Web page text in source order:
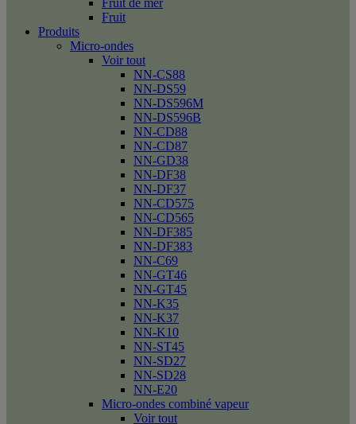
Fruit de mer
Fruit
Produits
Micro-ondes
Voir tout
NN-CS88
NN-DS59
NN-DS596M
NN-DS596B
NN-CD88
NN-CD87
NN-GD38
NN-DF38
NN-DF37
NN-CD575
NN-CD565
NN-DF385
NN-DF383
NN-C69
NN-GT46
NN-GT45
NN-K35
NN-K37
NN-K10
NN-ST45
NN-SD27
NN-SD28
NN-E20
Micro-ondes combiné vapeur
Voir tout